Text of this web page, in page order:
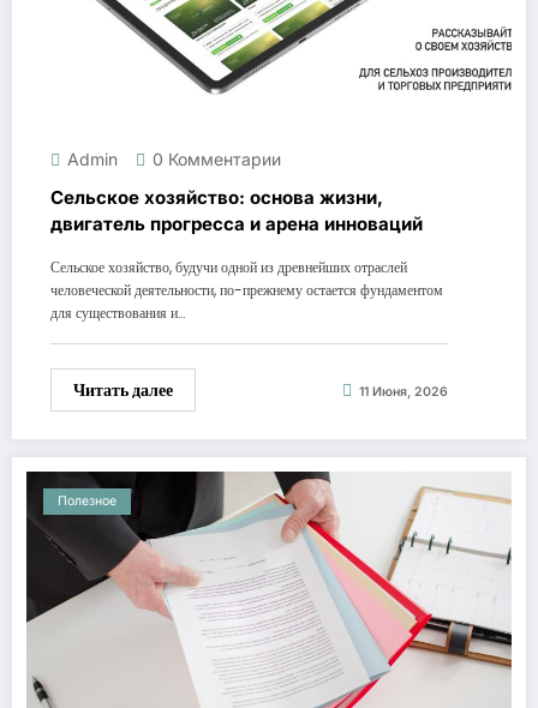
Admin 0 Комментарии
Сельское хозяйство: основа жизни,
двигатель прогресса и арена инноваций
Сельское хозяйство, будучи одной из древнейших отраслей
человеческой деятельности, по-прежнему остается фундаментом
для существования и…
Читать далее 11 Июня, 2026
Полезное